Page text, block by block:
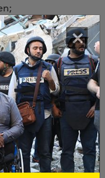
zorg er dan
hoogte is en
voorbeelden
hebt om te
bij voorkeur
voor de categorie
de genomineerde
als journalist.
×